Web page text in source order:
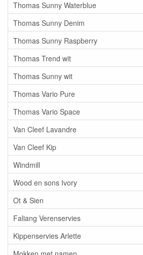
Thomas Sunny Waterblue
Thomas Sunny Denim
Thomas Sunny Raspberry
Thomas Trend wit
Thomas Sunny wit
Thomas Vario Pure
Thomas Vario Space
Van Cleef Lavandre
Van Cleef Kip
Windmill
Wood en sons Ivory
Ot & Sien
Faliang Verenservies
Kippenservies Arlette